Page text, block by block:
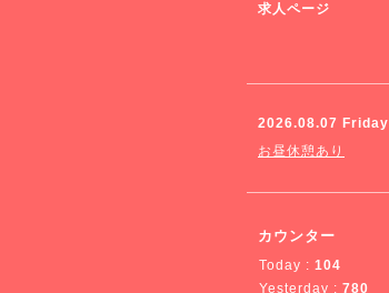
求人ページ
2026.08.07 Friday
お昼休憩あり
カウンター
Today : 104
Yesterday : 780